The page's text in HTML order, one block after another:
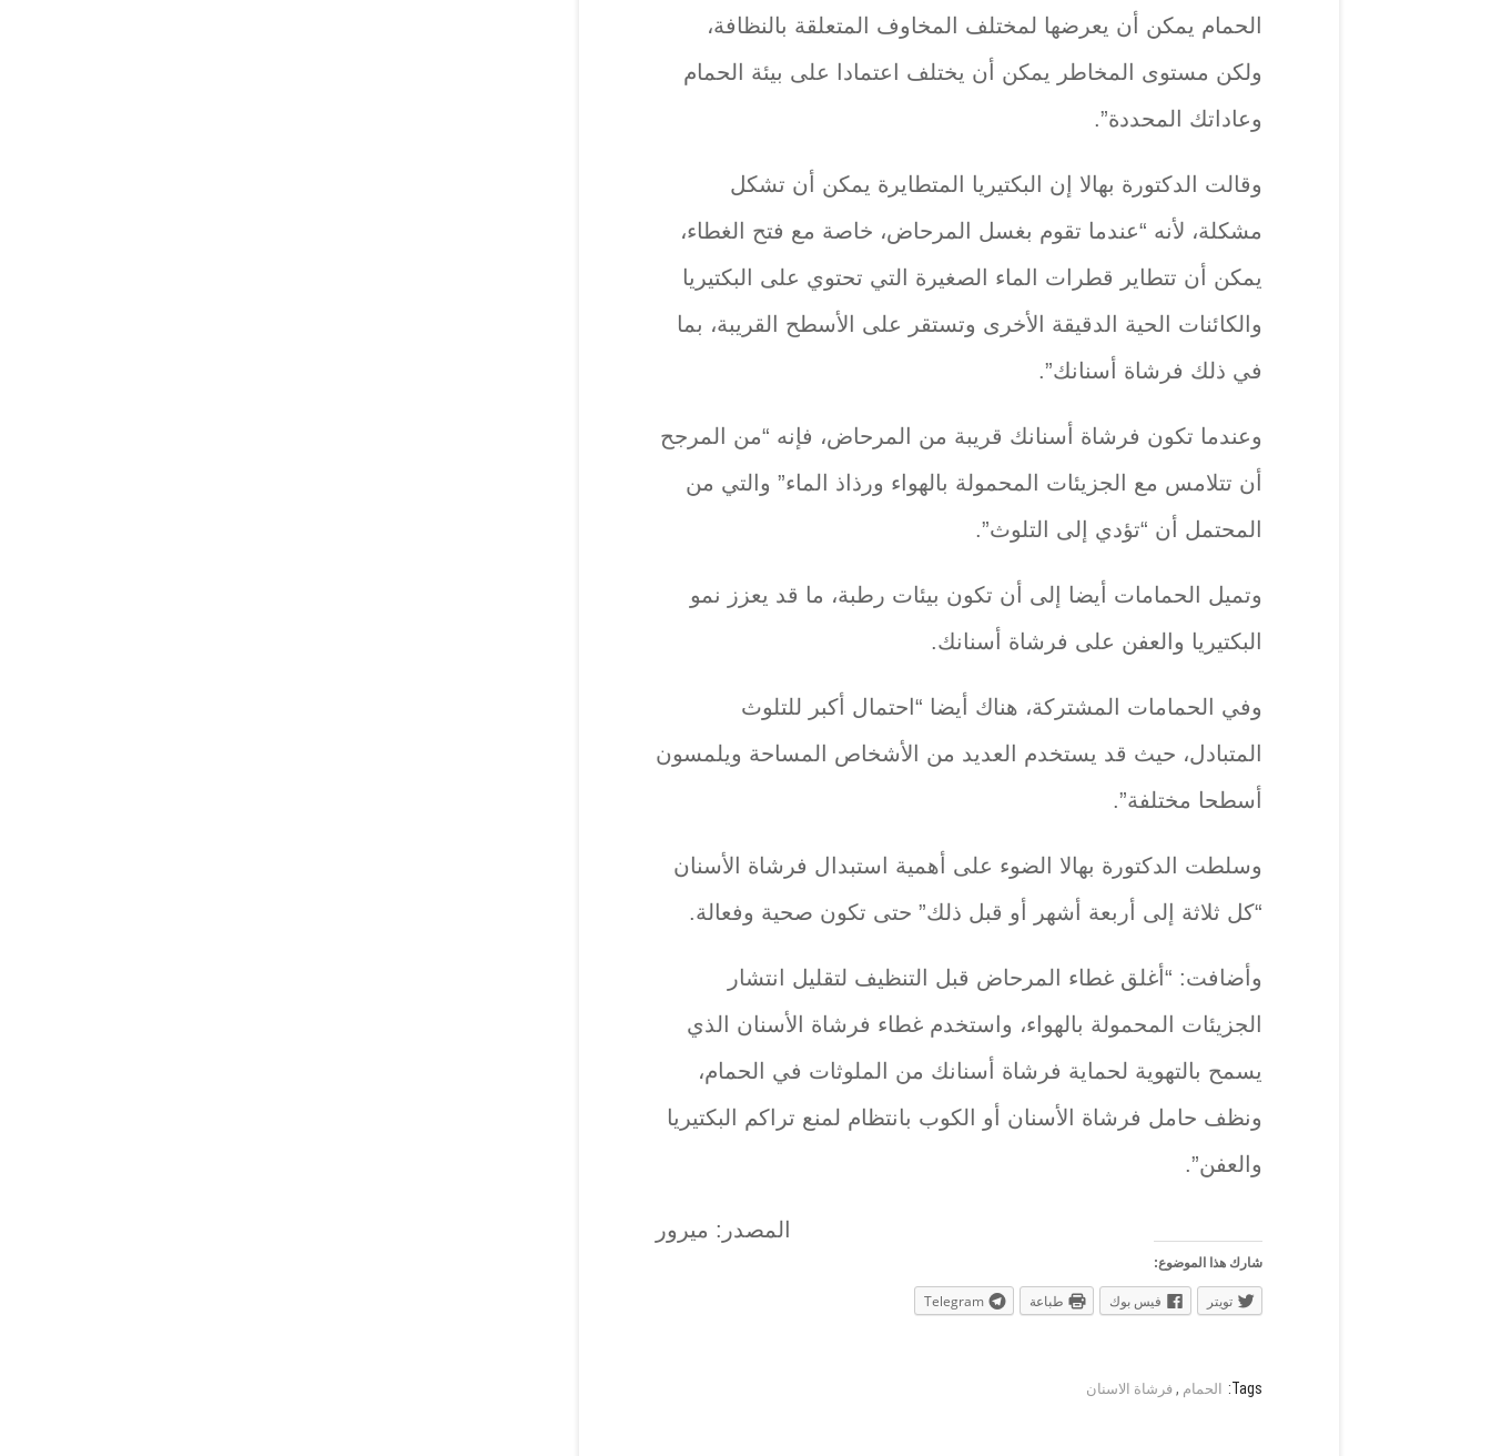
الحمام يمكن أن يعرضها لمختلف المخاوف المتعلقة بالنظافة،
ولكن مستوى المخاطر يمكن أن يختلف اعتمادا على بيئة الحمام
وعاداتك المحددة”.
وقالت الدكتورة بهالا إن البكتيريا المتطايرة يمكن أن تشكل
مشكلة، لأنه “عندما تقوم بغسل المرحاض، خاصة مع فتح الغطاء،
يمكن أن تتطاير قطرات الماء الصغيرة التي تحتوي على البكتيريا
والكائنات الحية الدقيقة الأخرى وتستقر على الأسطح القريبة، بما
في ذلك فرشاة أسنانك”.
وعندما تكون فرشاة أسنانك قريبة من المرحاض، فإنه “من المرجح
أن تتلامس مع الجزيئات المحمولة بالهواء ورذاذ الماء” والتي من
المحتمل أن “تؤدي إلى التلوث”.
وتميل الحمامات أيضا إلى أن تكون بيئات رطبة، ما قد يعزز نمو
البكتيريا والعفن على فرشاة أسنانك.
وفي الحمامات المشتركة، هناك أيضا “احتمال أكبر للتلوث
المتبادل، حيث قد يستخدم العديد من الأشخاص المساحة ويلمسون
أسطحا مختلفة”.
وسلطت الدكتورة بهالا الضوء على أهمية استبدال فرشاة الأسنان
“كل ثلاثة إلى أربعة أشهر أو قبل ذلك” حتى تكون صحية وفعالة.
وأضافت: “أغلق غطاء المرحاض قبل التنظيف لتقليل انتشار
الجزيئات المحمولة بالهواء، واستخدم غطاء فرشاة الأسنان الذي
يسمح بالتهوية لحماية فرشاة أسنانك من الملوثات في الحمام،
ونظف حامل فرشاة الأسنان أو الكوب بانتظام لمنع تراكم البكتيريا
والعفن”.
المصدر: ميرور
شارك هذا الموضوع:
تويتر فيس بوك طباعة Telegram
Tags: الحمام , فرشاة الاسنان